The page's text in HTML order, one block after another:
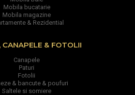
Mobila bucatarie
Mobila magazine
& Rezidential
CANAPELE & FOTOLII
Canapele
Paturi
Fotolii
& bancute & poufuri
Saltele si somiere